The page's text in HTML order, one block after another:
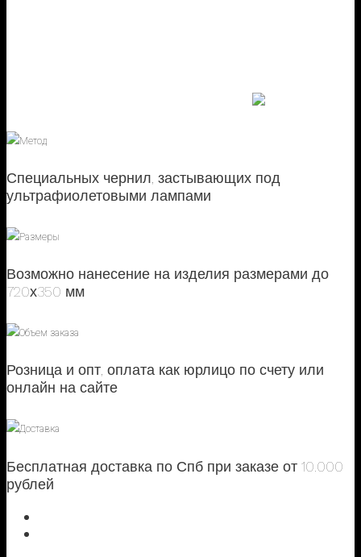
Метод
Специальных чернил, застывающих под
ультрафиолетовыми лампами
Размеры
Возможно нанесение на изделия размерами до
720х350 мм
Объем заказа
Розница и опт, оплата как юрлицо по счету или
онлайн на сайте
Доставка
Бесплатная доставка по Спб при заказе от 10.000
рублей